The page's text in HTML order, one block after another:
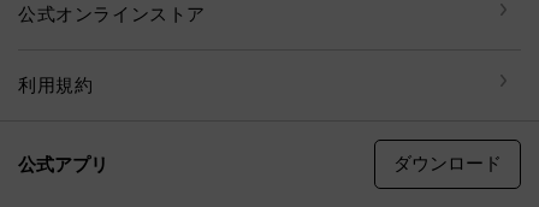
公式オンラインストア
利用規約
公式アプリ ダウンロード